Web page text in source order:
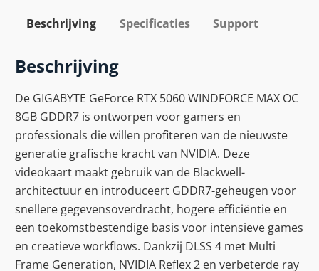
Beschrijving Specificaties Support
Beschrijving
De GIGABYTE GeForce RTX 5060 WINDFORCE MAX OC
8GB GDDR7 is ontworpen voor gamers en
professionals die willen profiteren van de nieuwste
generatie grafische kracht van NVIDIA. Deze
videokaart maakt gebruik van de Blackwell-
architectuur en introduceert GDDR7-geheugen voor
snellere gegevensoverdracht, hogere efficiëntie en
een toekomstbestendige basis voor intensieve games
en creatieve workflows. Dankzij DLSS 4 met Multi
Frame Generation, NVIDIA Reflex 2 en verbeterde ray